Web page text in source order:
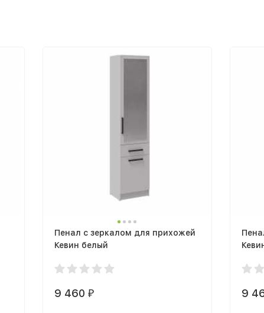
Пенал с зеркалом для прихожей
Кевин белый
9 460 ₽ 9